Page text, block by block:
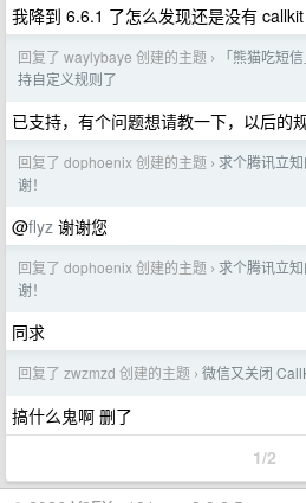
我降到 6.6.1 了怎么发现还是没有 callkit
回复了 waylybaye 创建的主题 ›
「熊猫吃短
持自定义规则了
已支持，有个问题想请教一下，以后的
回复了 dophoenix 创建的主题 › 求个腾讯立
谢！
@flyz 谢谢您
回复了 dophoenix 创建的主题 › 求个腾讯立
谢！
同求
回复了 zwzmzd 创建的主题 › 微信又关闭
搞什么鬼啊 删了
1/2